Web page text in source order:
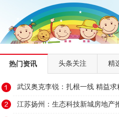
热门资讯 头条关注 精
武汉奥克李锐：扎根一线 精益求
江苏扬州：生态科技新城房地产